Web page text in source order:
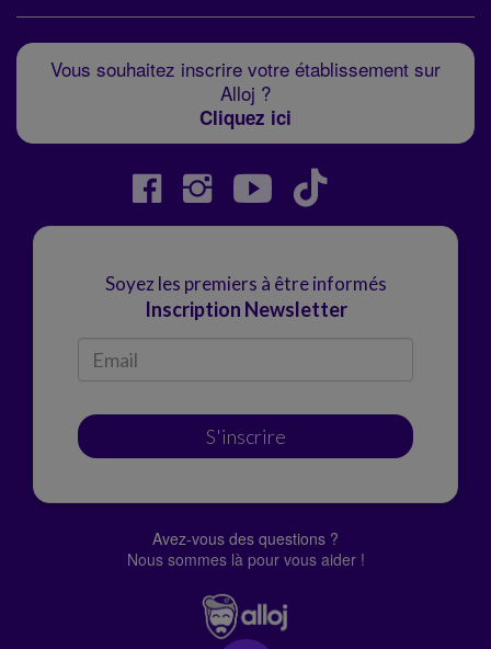
Vous souhaitez inscrire votre établissement sur
Alloj ?
Cliquez ici
Soyez les premiers à être informés
Inscription Newsletter
S'inscrire
Avez-vous des questions ?
Nous sommes là pour vous aider !